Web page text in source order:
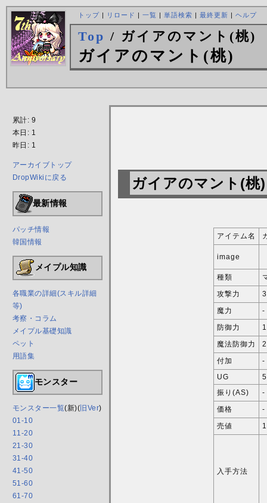
トップ| リロード | 一覧 | 単語検索 | 最終更新 | ヘルプ
Top / ガイアのマント(桃)
ガイアのマント(桃)
累計: 9
本日: 1
昨日: 1
アーカイブトップ
DropWikiに戻る
最新情報
パッチ情報
韓国情報
メイプル知識
各職業の詳細(スキル詳細
等)
考察・コラム
メイプル基礎知識
ペット
用語集
モンスター
モンスター一覧(新)( 旧Ver)
01-10
11-20
21-30
31-40
41-50
51-60
61-70
ガイアのマント(
アイテム名
image
種類
攻撃力
3
魔力
-
防御力
魔法防御力
付加
-
UG
5
振り(AS)
-
価格
-
売値
1
入手方法